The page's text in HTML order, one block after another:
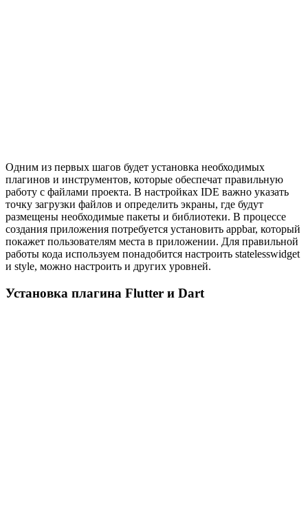
Одним из первых шагов будет установка необходимых
плагинов и инструментов, которые обеспечат правильную
работу с файлами проекта. В настройках IDE важно указать
точку загрузки файлов и определить экраны, где будут
размещены необходимые пакеты и библиотеки. В процессе
создания приложения потребуется установить appbar, который
покажет пользователям места в приложении. Для правильной
работы кода используем понадобится настроить statelesswidget
и style, можно настроить и других уровней.
Установка плагина Flutter и Dart